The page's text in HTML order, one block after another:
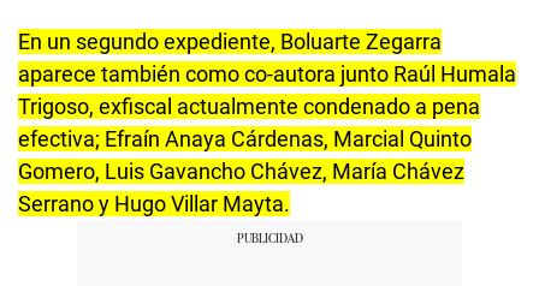
En un segundo expediente, Boluarte Zegarra
aparece también como co-autora junto Raúl Humala
Trigoso, exfiscal actualmente condenado a pena
efectiva; Efraín Anaya Cárdenas, Marcial Quinto
Gomero, Luis Gavancho Chávez, María Chávez
Serrano y Hugo Villar Mayta.